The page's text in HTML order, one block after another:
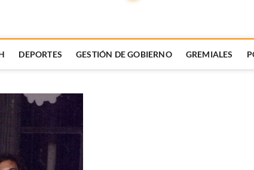
DEPORTES GESTIÓN DE GOBIERNO GREMIALES